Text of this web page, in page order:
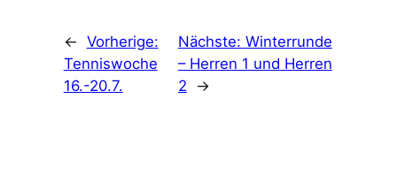
← Vorherige:
Tenniswoche
16.-20.7.
Nächste: Winterrunde
– Herren 1 und Herren
2
→